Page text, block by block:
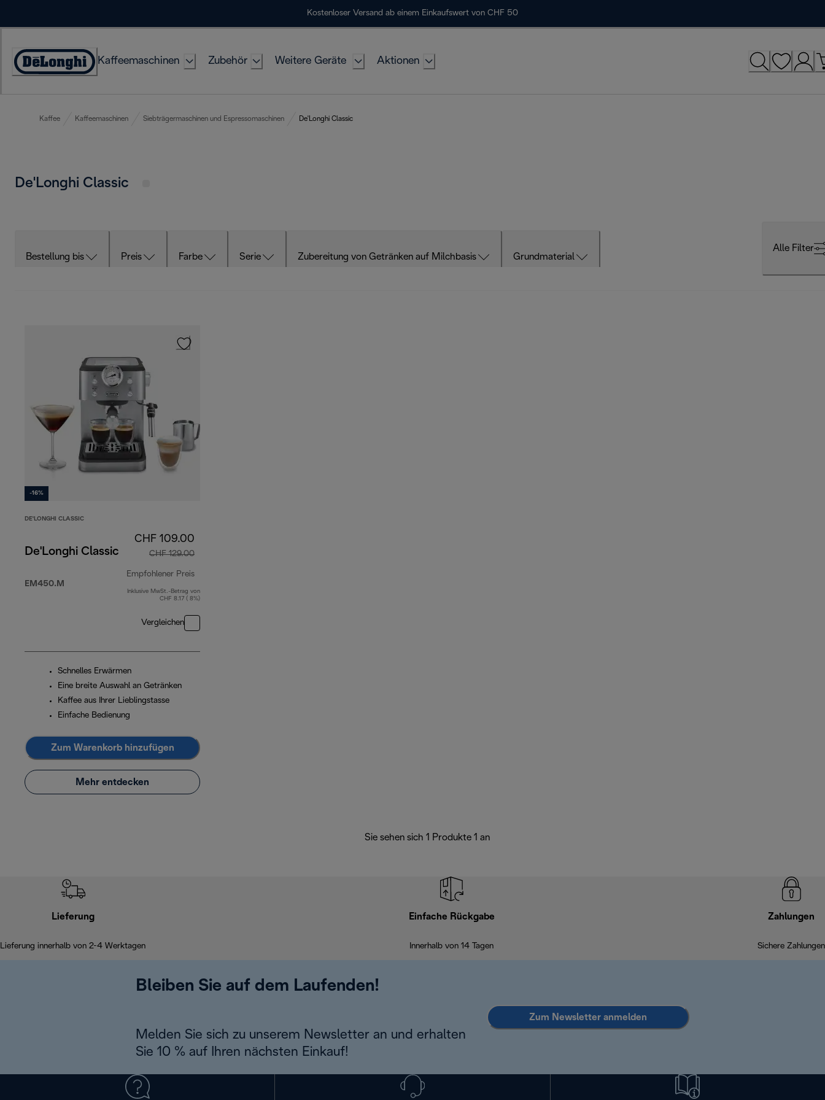
Kostenloser Versand ab einem Einkaufswert von CHF 50
Erklärung
Kaffeemaschinen Zubehör Weitere Geräte Aktionen
Kaffee Kaffeemaschinen Siebträgermaschinen und Espressomaschinen De'Longhi Classic
De'Longhi Classic
Bestellung bis Preis Farbe Serie Zubereitung von Getränken auf Milchbasis Grundmaterial
Alle Filter
-16%
DE'LONGHI CLASSIC
De'Longhi Classic
EM450.M
CHF 109.00
CHF 129.00
Empfohlener Preis
Originalpreis CHF 129.00
Inklusive MwSt.-Betrag von
CHF 8.17 ( 8%)
Vergleichen
Schnelles Erwärmen
Eine breite Auswahl an Getränken
Kaffee aus Ihrer Lieblingstasse
Einfache Bedienung
Zum Warenkorb hinzufügen
Mehr entdecken
Sie sehen sich 1 Produkte 1 an
Lieferung
Lieferung innerhalb von 2-4 Werktagen
Einfache Rückgabe
Innerhalb von 14 Tagen
Zahlungen
Sichere Zahlungen
Bleiben Sie auf dem Laufenden!
Melden Sie sich zu unserem Newsletter an und erhalten
Sie 10 % auf Ihren nächsten Einkauf!
Zum Newsletter anmelden